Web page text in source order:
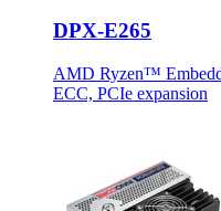
DPX-E265
AMD Ryzen™
ECC, PCIe expansion